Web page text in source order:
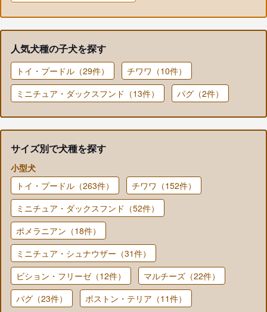
人気犬種の子犬を探す
トイ・プードル（29件）
チワワ（10件）
ミニチュア・ダックスフンド（13件）
パグ（2件）
サイズ別で犬種を探す
小型犬
トイ・プードル（263件）
チワワ（152件）
ミニチュア・ダックスフンド（52件）
ポメラニアン（18件）
ミニチュア・シュナウザー（31件）
ビション・フリーゼ（12件）
マルチーズ（22件）
パグ（23件）
ボストン・テリア（11件）